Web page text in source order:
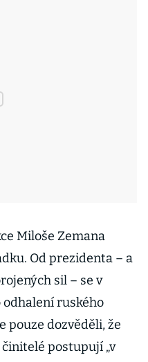
Miloše Zemana
Od prezidenta – a
sil – se v
odhalení ruského
pouze dozvěděli, že
postupují „v